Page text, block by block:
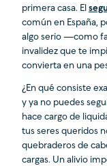
primera casa. El
común en España,
algo serio —como
invalidez que te
convierta en una
¿En qué consiste
y ya no puedes
hace cargo de
tus seres queridos
quebraderos de
cargas. Un alivio